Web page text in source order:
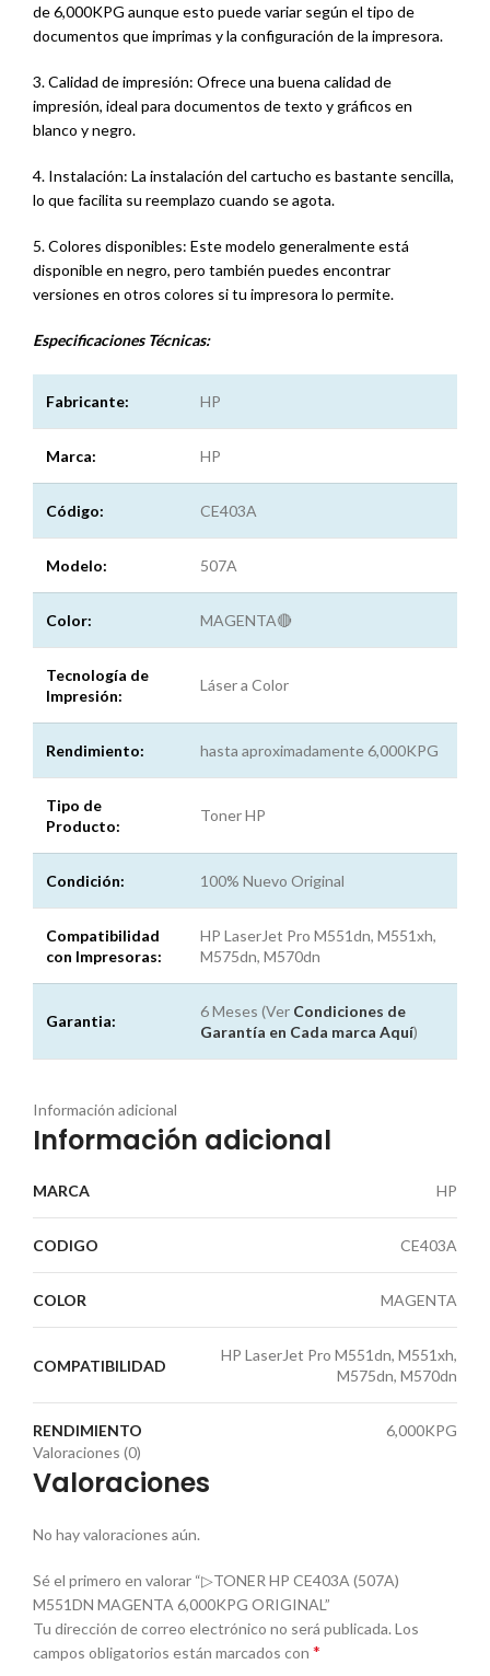
de 6,000KPG aunque esto puede variar según el tipo de
documentos que imprimas y la configuración de la impresora.
3. Calidad de impresión: Ofrece una buena calidad de
impresión, ideal para documentos de texto y gráficos en
blanco y negro.
4. Instalación: La instalación del cartucho es bastante sencilla,
lo que facilita su reemplazo cuando se agota.
5. Colores disponibles: Este modelo generalmente está
disponible en negro, pero también puedes encontrar
versiones en otros colores si tu impresora lo permite.
Especificaciones Técnicas:
Fabricante: HP
Marca: HP
Código: CE403A
Modelo: 507A
Color: MAGENTA🔴
Tecnología de
Impresión:
Láser a Color
Rendimiento: hasta aproximadamente 6,000KPG
Tipo de
Producto:
Toner HP
Condición: 100% Nuevo Original
Compatibilidad
con Impresoras:
HP LaserJet Pro M551dn, M551xh,
M575dn, M570dn
Garantia:
6 Meses (Ver Condiciones de
Garantía en Cada marca Aquí)
Información adicional
Información adicional
MARCA HP
CODIGO CE403A
COLOR MAGENTA
COMPATIBILIDAD
HP LaserJet Pro M551dn, M551xh,
M575dn, M570dn
RENDIMIENTO
6,000KPG
Valoraciones (0)
Valoraciones
No hay valoraciones aún.
Sé el primero en valorar “▷TONER HP CE403A (507A)
M551DN MAGENTA 6,000KPG ORIGINAL”
Tu dirección de correo electrónico no será publicada.Los
campos obligatorios están marcados con *